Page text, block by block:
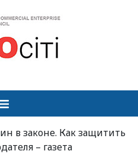
в законе. Как защитить
– газета